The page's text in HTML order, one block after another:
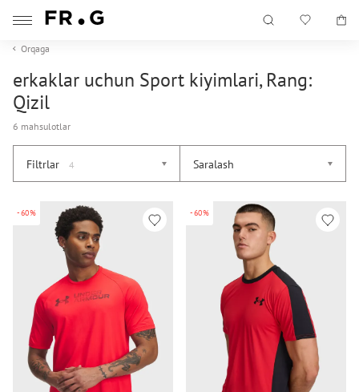
Orqaga
erkaklar uchun Sport kiyimlari, Rang:
Qizil
6 mahsulotlar
Filtrlar 4 Saralash
-60% -60%